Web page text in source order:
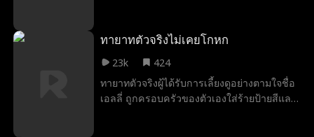
กระบวนการยุติธรรม.
ครั้งเพื่อเหยียดหยามและกลั่นแกล้งมาร์กาเร็ต
ธาตุแท้ของโคลอี้ได้หรือไม่ก่อนจะสายเกินไป.
ทายาทตัวจริงไม่เคยโกหก
23k
424
ทายาทตัวจริงผู้ได้รับการเลี้ยงดูอย่างตามใจชื่อ
เอลลี่ ถูกครอบครัวของตัวเองใส่ร้ายป้ายสีและ